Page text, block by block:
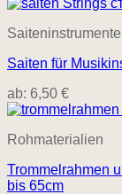
Saiteninstrumente
Saiten für
ab: 6,50 €
Rohmaterialien
Trommelrahmen
bis 65cm